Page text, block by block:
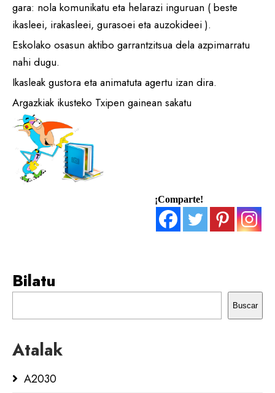
gara: nola komunikatu eta helarazi inguruan ( beste
ikasleei, irakasleei, gurasoei eta auzokideei ).
Eskolako osasun aktibo garrantzitsua dela azpimarratu
nahi dugu.
Ikasleak gustora eta animatuta agertu izan dira.
Argazkiak ikusteko Txipen gainean sakatu
¡Comparte!
Bilatu
Buscar
Atalak
A2030